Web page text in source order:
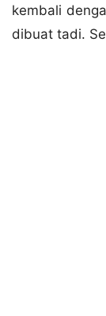
kembali
dibuat tadi.